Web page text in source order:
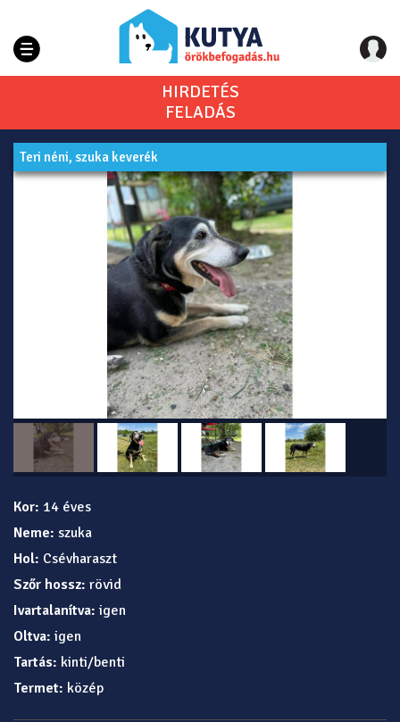
HIRDETÉS
FELADÁS
Teri néni, szuka keverék
Kor: 14 éves
Neme: szuka
Hol: Csévharaszt
Szőr hossz: rövid
Ivartalanítva: igen
Oltva: igen
Tartás: kinti/benti
Termet: közép